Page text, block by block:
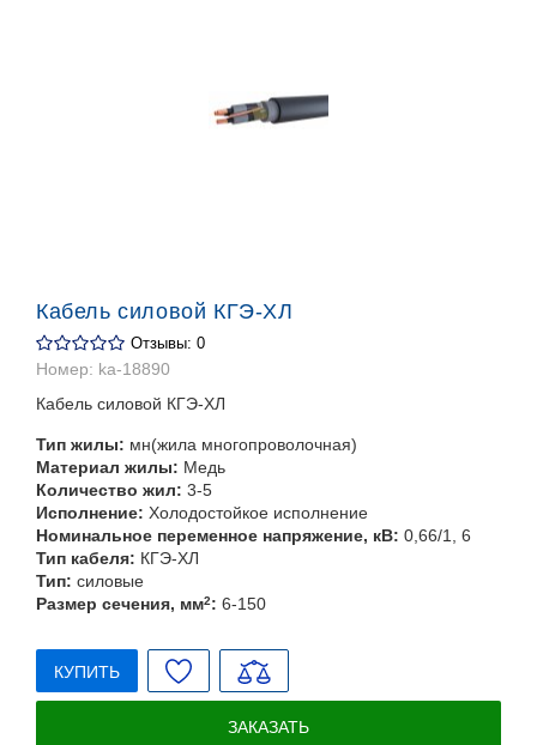
Кабель силовой КГЭ-ХЛ
Отзывы: 0
Номер: ka-18890
Кабель силовой КГЭ-ХЛ
Тип жилы: мн(жила многопроволочная)
Материал жилы: Медь
Количество жил: 3-5
Исполнение: Холодостойкое исполнение
Номинальное переменное напряжение, кВ: 0,66/1, 6
Тип кабеля: КГЭ-ХЛ
Тип: силовые
Размер сечения, мм2: 6-150
КУПИТЬ
ЗАКАЗАТЬ